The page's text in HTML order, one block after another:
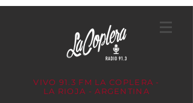
VIVO 91.3 FM LA COPLERA -
LA RIOJA - ARGENTINA